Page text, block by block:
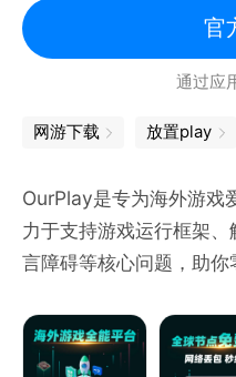
极稳双路：WiFi、流量双
动态多线：自研加速技
高速专网：自建互联专
基站特权：运营商专属
● 品牌保障
UU加速器由网易出品，
保障您的手游体验流畅稳
官网：http://uu.163.com
官
通过应
网游下载 放置play
OurPlay是专为海外游戏
力于支持游戏运行框架
言障碍等核心问题，助你
【免费加速与深度汉化】
OurPlay搭载双通道智